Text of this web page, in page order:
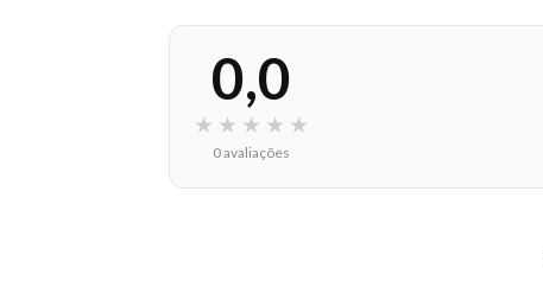
0,0
★ ★ ★ ★ ★
0 avaliações